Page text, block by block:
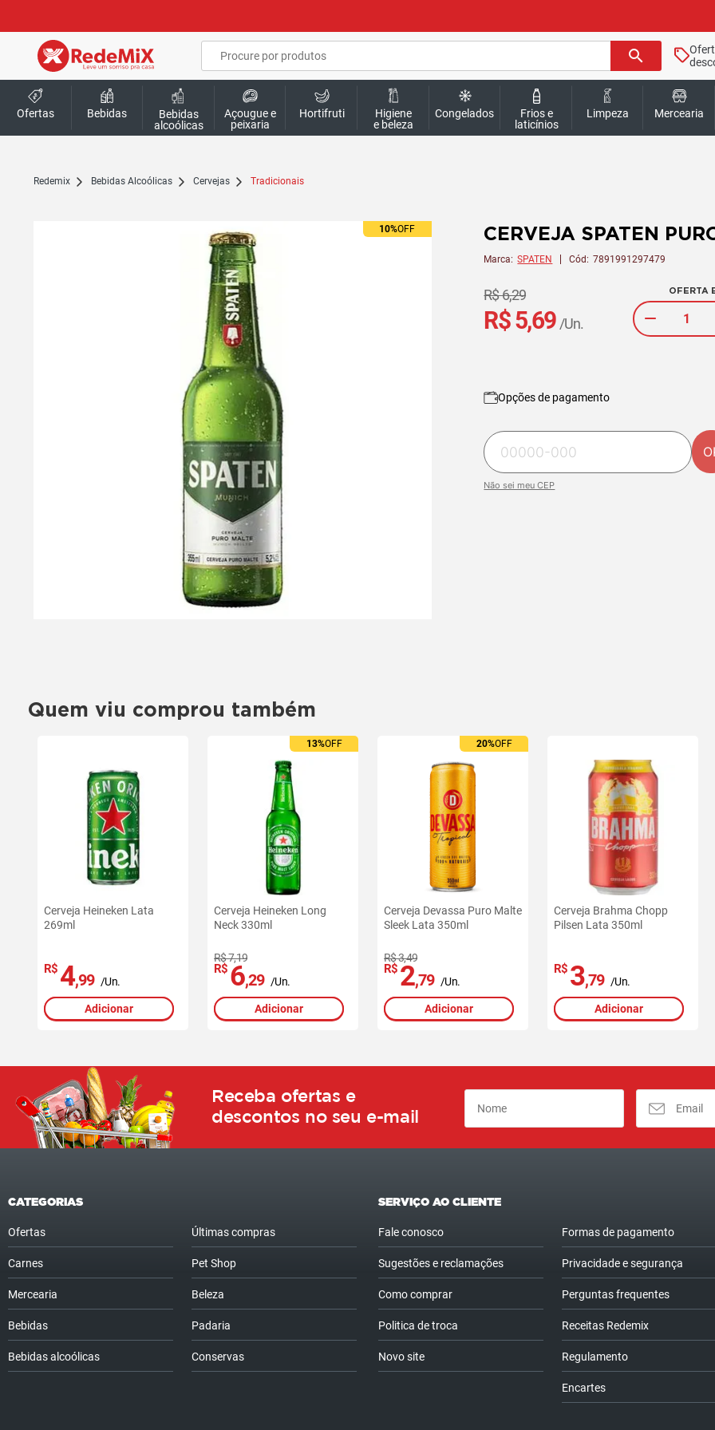
search
Ofertas Bebidas
Bebidas
alcoólicas
Açougue e
peixaria
Hortifruti
Higiene
e beleza
Congelados
Frios e
laticínios
Limpeza Mercearia
redemix Bebidas Alcoólicas Cervejas Tradicionais
10%OFF CERVEJA SPATEN
Marca: SPATEN Cód: 7891991297479
R$ 6,29
R$ 5,69 /Un.
OFERTA
Opções de pagamento
Não sei meu CEP
Quem viu comprou também
Cerveja Heineken Lata
269ml
R$ 4,99 /Un.
Adicionar
13%OFF
Cerveja Heineken Long
Neck 330ml
R$ 7,19
R$ 6,29 /Un.
Adicionar
20%OFF
Cerveja Devassa Puro Malte
Sleek Lata 350ml
R$ 3,49
R$ 2,79 /Un.
Adicionar
Cerveja Brahma Chopp
Pilsen Lata 350ml
R$ 3,79 /Un.
Adicionar
Receba ofertas e
descontos no seu e-mail
CATEGORIAS
Ofertas
Carnes
Mercearia
Bebidas
Bebidas alcoólicas
Últimas compras
Pet Shop
Beleza
Padaria
Conservas
SERVIÇO AO CLIENTE
Fale conosco
Sugestões e reclamações
Como comprar
Politica de troca
Novo site
Formas de pagamento
Privacidade e segurança
Perguntas frequentes
Receitas Redemix
Regulamento
Encartes